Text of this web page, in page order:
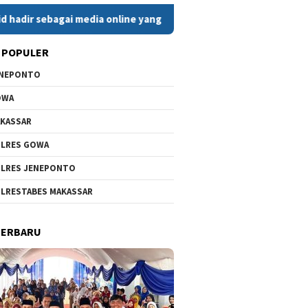
media online yang menyajikan berita cepat, faktual, dan
GOWA
JENEPONTO
MAKASSAR